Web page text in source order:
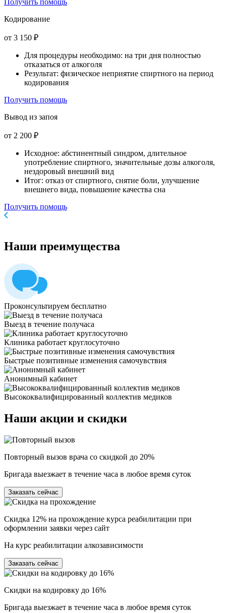
Получить помощь
Кодирование
от 3 150 ₽
Для процедуры необходимо: на три дня полностью
отказаться от алкоголя
Результат: физическое неприятие спиртного на период
кодирования
Получить помощь
Вывод из запоя
от 2 200 ₽
Исходное: абстинентный синдром, длительное
употребление спиртного, значительные дозы алкоголя,
нездоровый внешний вид
Итог: отказ от спиртного, снятие боли, улучшение
внешнего вида, повышение качества сна
Получить помощь
Наши преимущества
Проконсультируем бесплатно
Выезд в течение получаса
Клиника работает круглосуточно
Быстрые позитивные изменения самочувствия
Анонимный кабинет
Высококвалифицированный коллектив медиков
Наши акции и скидки
Повторный вызов врача со скидкой до 20%
Бригада выезжает в течение часа в любое время суток
Заказать сейчас
Скидка 12% на прохождение курса реабилитации при
оформлении заявки через сайт
На курс реабилитации алкозависимости
Заказать сейчас
Скидки на кодировку до 16%
Бригада выезжает в течение часа в любое время суток